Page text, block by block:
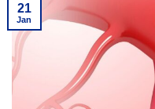
21
Jan